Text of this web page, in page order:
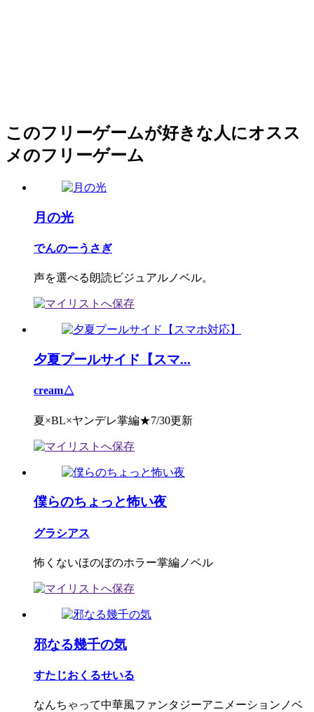
このフリーゲームが好きな人にオスス
メのフリーゲーム
月の光
でんのーうさぎ
声を選べる朗読ビジュアルノベル。
夕夏プールサイド【スマ...
cream△
夏×BL×ヤンデレ掌編★7/30更新
僕らのちょっと怖い夜
グラシアス
怖くないほのぼのホラー掌編ノベル
邪なる幾千の気
すたじおくるせいる
なんちゃって中華風ファンタジーアニメーションノベ